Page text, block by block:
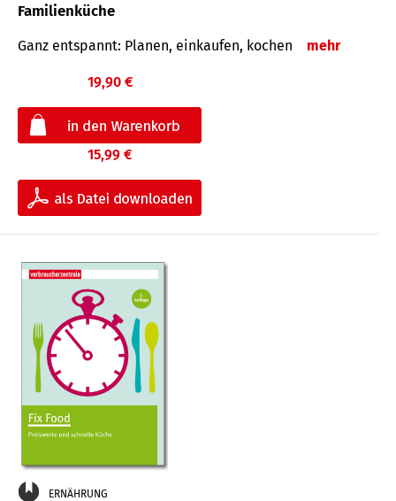
Familienküche
Ganz entspannt: Planen, einkaufen, kochen mehr
19,90 €
15,99 €
ERNÄHRUNG